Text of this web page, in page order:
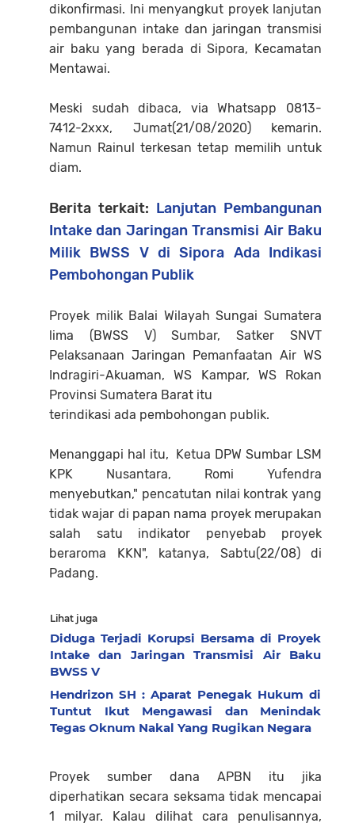
dikonfirmasi. Ini menyangkut proyek lanjutan
pembangunan intake dan jaringan transmisi
air baku yang berada di Sipora, Kecamatan
Mentawai.
Meski sudah dibaca, via Whatsapp 0813-
7412-2xxx, Jumat(21/08/2020) kemarin.
Namun Rainul terkesan tetap memilih untuk
diam.
Berita terkait: Lanjutan Pembangunan
Intake dan Jaringan Transmisi Air Baku
Milik BWSS V di Sipora Ada Indikasi
Pembohongan Publik
Proyek milik Balai Wilayah Sungai Sumatera
lima (BWSS V) Sumbar, Satker SNVT
Pelaksanaan Jaringan Pemanfaatan Air WS
Indragiri-Akuaman, WS Kampar, WS Rokan
Provinsi Sumatera Barat itu
terindikasi ada pembohongan publik.
Menanggapi hal itu, Ketua DPW Sumbar LSM
KPK Nusantara, Romi Yufendra
menyebutkan," pencatutan nilai kontrak yang
tidak wajar di papan nama proyek merupakan
salah satu indikator penyebab proyek
beraroma KKN", katanya, Sabtu(22/08) di
Padang.
Lihat juga
Diduga Terjadi Korupsi Bersama di Proyek
Intake dan Jaringan Transmisi Air Baku
BWSS V
Hendrizon SH : Aparat Penegak Hukum di
Tuntut Ikut Mengawasi dan Menindak
Tegas Oknum Nakal Yang Rugikan Negara
Proyek sumber dana APBN itu jika
diperhatikan secara seksama tidak mencapai
1 milyar. Kalau dilihat cara penulisannya,